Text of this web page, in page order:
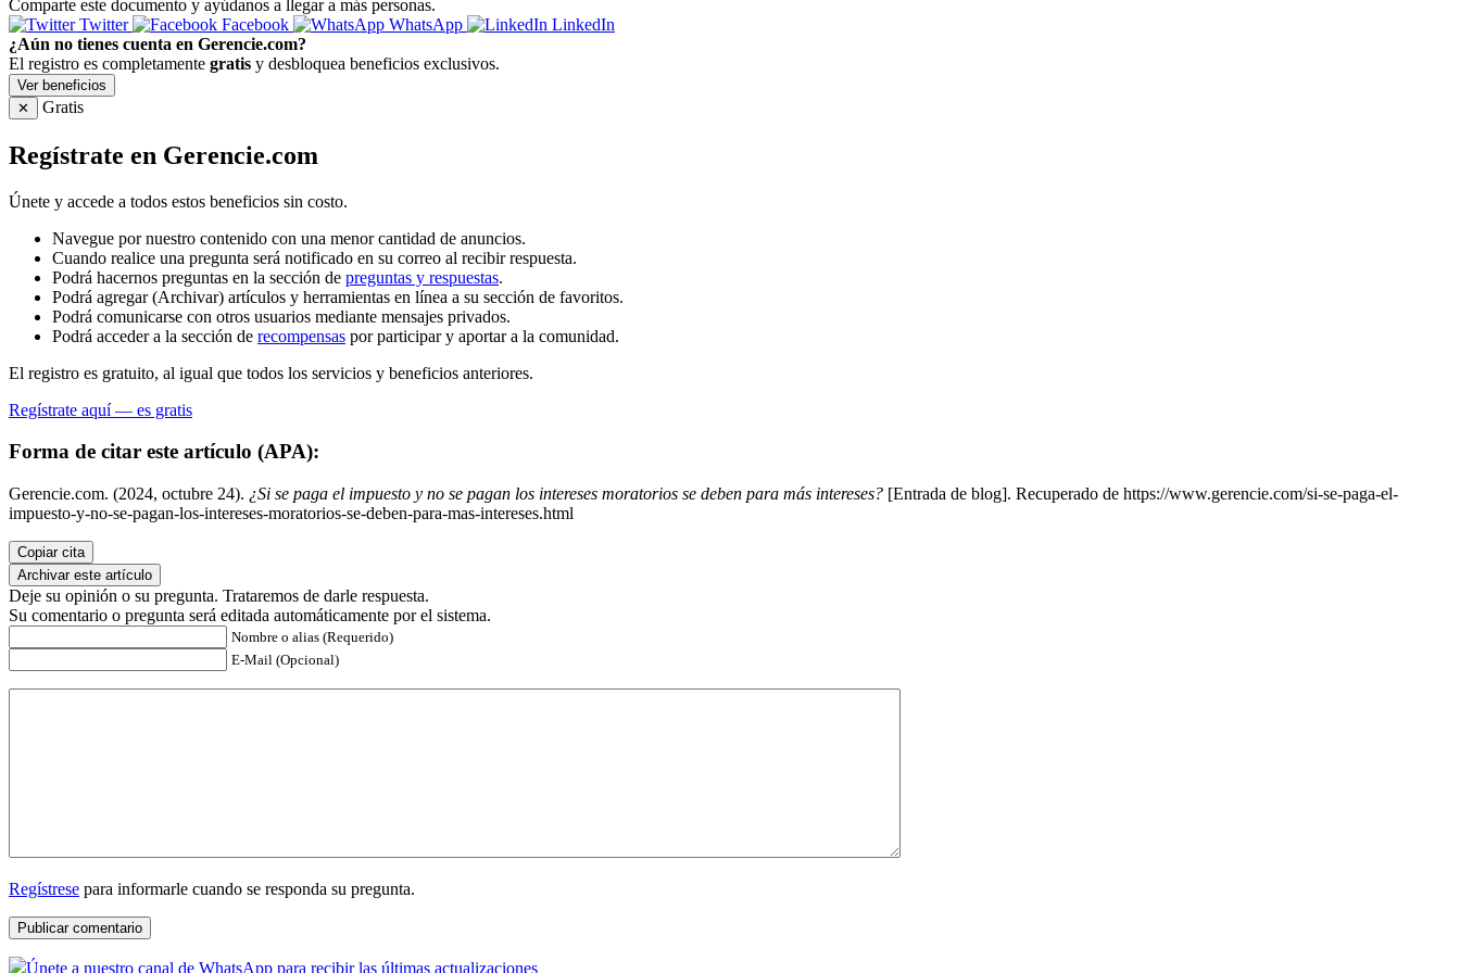
Comparte este documento y ayúdanos a llegar a más personas.
Twitter
Facebook WhatsApp
LinkedIn
¿Aún no tienes cuenta en Gerencie.com?
El registro es completamente gratis y desbloquea beneficios exclusivos.
Ver beneficios
✕
Gratis
Regístrate en Gerencie.com
Únete y accede a todos estos beneficios sin costo.
Navegue por nuestro contenido con una menor cantidad de anuncios.
Cuando realice una pregunta será notificado en su correo al recibir respuesta.
Podrá hacernos preguntas en la sección de preguntas y respuestas.
Podrá agregar (Archivar) artículos y herramientas en línea a su sección de favoritos.
Podrá comunicarse con otros usuarios mediante mensajes privados.
Podrá acceder a la sección de recompensas por participar y aportar a la comunidad.
El registro es gratuito, al igual que todos los servicios y beneficios anteriores.
Regístrate aquí — es gratis
Forma de citar este artículo (APA):
Gerencie.com. (2024, octubre 24). ¿Si se paga el impuesto y no se pagan los intereses moratorios se deben para más intereses? [Entrada de blog]. Recuperado de https://www.gerencie.com/si-se-paga-el-
impuesto-y-no-se-pagan-los-intereses-moratorios-se-deben-para-mas-intereses.html
Copiar cita
Archivar este artículo
Deje su opinión o su pregunta. Trataremos de darle respuesta.
Su comentario o pregunta será editada automáticamente por el sistema.
Nombre o alias (Requerido)
E-Mail (Opcional)
Regístrese para informarle cuando se responda su pregunta.
Únete a nuestro canal de WhatsApp para recibir las últimas actualizaciones